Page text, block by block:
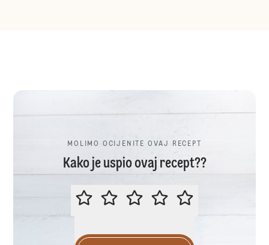
MOLIMO OCIJENITE OVAJ RECEPT
Kako je uspio ovaj recept??
MOLIMO OCIJENITE OVAJ